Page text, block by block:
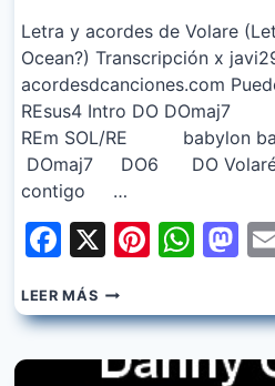
Letra y acordes de Volare
Ocean?) Transcripción x
acordesdcanciones.com
REsus4 Intro DO DOmaj7
REm SOL/RE babylon
DOmaj7 DO6 DO Volaré
contigo …
Facebook
X
LEER MÁSDANNY
OCEAN
–